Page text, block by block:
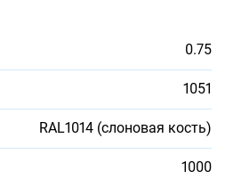
0.75
1051
RAL1014 (слоновая кость)
1000